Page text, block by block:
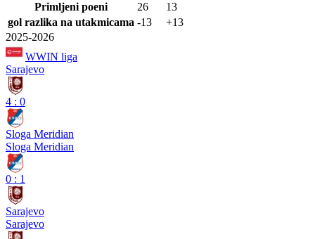
Primljeni poeni
26
13
gol razlika na utakmicama -13
+13
2025-2026
WWIN liga
Sarajevo
4 : 0
Sloga Meridian
Sloga Meridian
0 : 1
Sarajevo
Sarajevo